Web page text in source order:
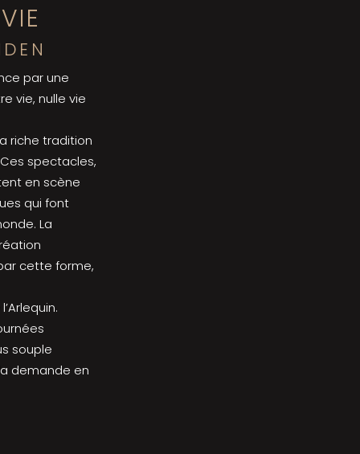
par une
vie, nulle vie
riche tradition
spectacles,
en scène
qui font
La
cette forme,
souple
demande en